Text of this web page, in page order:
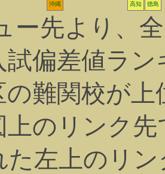
沖縄 高知 徳島
ー先より、
試偏差値ラ
の難関校が
上のリンク
た左上のリ